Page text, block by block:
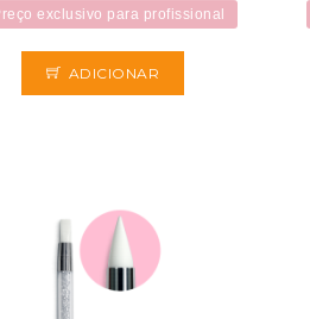
exclusivo para profissional
ADICIONAR